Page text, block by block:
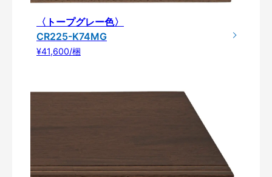
〈トープグレー色〉
CR225-K74MG
¥41,600/梱